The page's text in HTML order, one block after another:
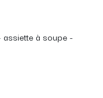
à soupe -